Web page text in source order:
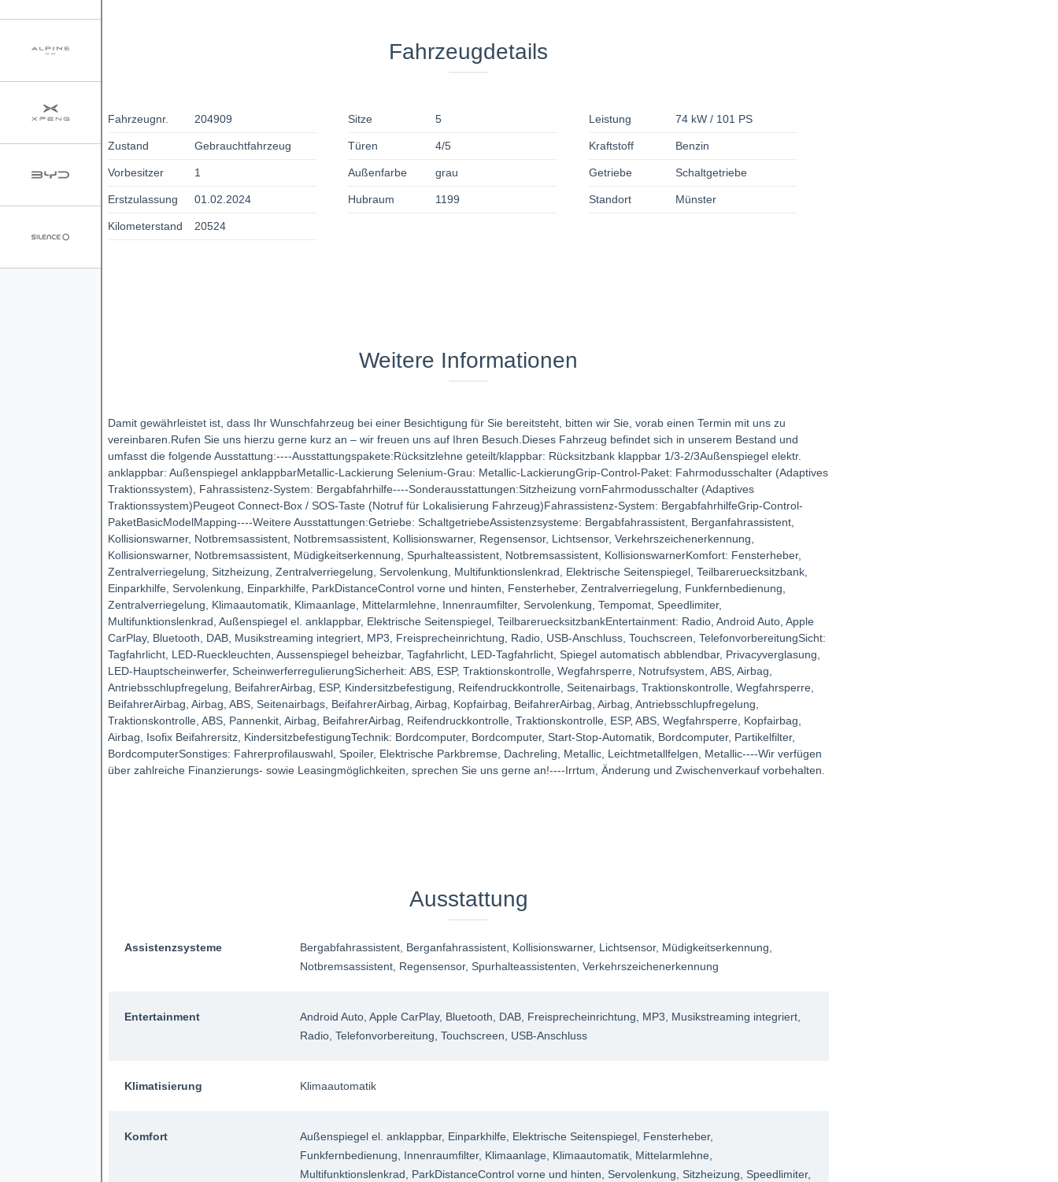
Fahrzeugdetails
Fahrzeugnr. 204909
Zustand Gebrauchtfahrzeug
Vorbesitzer 1
Erstzulassung 01.02.2024
Kilometerstand 20524
Sitze 5
Türen 4/5
Außenfarbe grau
Hubraum 1199
Leistung 74 kW / 101 PS
Kraftstoff Benzin
Getriebe Schaltgetriebe
Standort Münster
Weitere Informationen
Damit gewährleistet ist, dass Ihr Wunschfahrzeug bei einer Besichtigung für Sie bereitsteht, bitten wir Sie, vorab einen Termin mit uns zu
vereinbaren.Rufen Sie uns hierzu gerne kurz an – wir freuen uns auf Ihren Besuch.Dieses Fahrzeug befindet sich in unserem Bestand und
umfasst die folgende Ausstattung:----Ausstattungspakete:Rücksitzlehne geteilt/klappbar: Rücksitzbank klappbar 1/3-2/3Außenspiegel elektr.
anklappbar: Außenspiegel anklappbarMetallic-Lackierung Selenium-Grau: Metallic-LackierungGrip-Control-Paket: Fahrmodusschalter (Adaptives
Traktionssystem), Fahrassistenz-System: Bergabfahrhilfe----Sonderausstattungen:Sitzheizung vornFahrmodusschalter (Adaptives
Traktionssystem)Peugeot Connect-Box / SOS-Taste (Notruf für Lokalisierung Fahrzeug)Fahrassistenz-System: BergabfahrhilfeGrip-Control-
PaketBasicModelMapping----Weitere Ausstattungen:Getriebe: SchaltgetriebeAssistenzsysteme: Bergabfahrassistent, Berganfahrassistent,
Kollisionswarner, Notbremsassistent, Notbremsassistent, Kollisionswarner, Regensensor, Lichtsensor, Verkehrszeichenerkennung,
Kollisionswarner, Notbremsassistent, Müdigkeitserkennung, Spurhalteassistent, Notbremsassistent, KollisionswarnerKomfort: Fensterheber,
Zentralverriegelung, Sitzheizung, Zentralverriegelung, Servolenkung, Multifunktionslenkrad, Elektrische Seitenspiegel, Teilbareruecksitzbank,
Einparkhilfe, Servolenkung, Einparkhilfe, ParkDistanceControl vorne und hinten, Fensterheber, Zentralverriegelung, Funkfernbedienung,
Zentralverriegelung, Klimaautomatik, Klimaanlage, Mittelarmlehne, Innenraumfilter, Servolenkung, Tempomat, Speedlimiter,
Multifunktionslenkrad, Außenspiegel el. anklappbar, Elektrische Seitenspiegel, TeilbareruecksitzbankEntertainment: Radio, Android Auto, Apple
CarPlay, Bluetooth, DAB, Musikstreaming integriert, MP3, Freisprecheinrichtung, Radio, USB-Anschluss, Touchscreen, TelefonvorbereitungSicht:
Tagfahrlicht, LED-Rueckleuchten, Aussenspiegel beheizbar, Tagfahrlicht, LED-Tagfahrlicht, Spiegel automatisch abblendbar, Privacyverglasung,
LED-Hauptscheinwerfer, ScheinwerferregulierungSicherheit: ABS, ESP, Traktionskontrolle, Wegfahrsperre, Notrufsystem, ABS, Airbag,
Antriebsschlupfregelung, BeifahrerAirbag, ESP, Kindersitzbefestigung, Reifendruckkontrolle, Seitenairbags, Traktionskontrolle, Wegfahrsperre,
BeifahrerAirbag, Airbag, ABS, Seitenairbags, BeifahrerAirbag, Airbag, Kopfairbag, BeifahrerAirbag, Airbag, Antriebsschlupfregelung,
Traktionskontrolle, ABS, Pannenkit, Airbag, BeifahrerAirbag, Reifendruckkontrolle, Traktionskontrolle, ESP, ABS, Wegfahrsperre, Kopfairbag,
Airbag, Isofix Beifahrersitz, KindersitzbefestigungTechnik: Bordcomputer, Bordcomputer, Start-Stop-Automatik, Bordcomputer, Partikelfilter,
BordcomputerSonstiges: Fahrerprofilauswahl, Spoiler, Elektrische Parkbremse, Dachreling, Metallic, Leichtmetallfelgen, Metallic----Wir verfügen
über zahlreiche Finanzierungs- sowie Leasingmöglichkeiten, sprechen Sie uns gerne an!----Irrtum, Änderung und Zwischenverkauf vorbehalten.
Ausstattung
Assistenzsysteme Bergabfahrassistent , Berganfahrassistent , Kollisionswarner, Lichtsensor, Müdigkeitserkennung
Notbremsassistent , Regensensor, Spurhalteassistenten , Verkehrszeichenerkennung
Entertainment Android Auto , Apple CarPlay, Bluetooth , DAB , Freisprecheinrichtung , MP3 , Musikstreaming integriert
Radio , Telefonvorbereitung , Touchscreen , USB-Anschluss
Klimatisierung Klimaautomatik
Komfort Außenspiegel el. anklappbar, Einparkhilfe , Elektrische Seitenspiegel , Fensterheber,
Funkfernbedienung , Innenraumfilter, Klimaanlage , Klimaautomatik , Mittelarmlehne
Multifunktionslenkrad , ParkDistanceControl vorne und hinten , Servolenkung , Sitzheizung , Speedlimiter,